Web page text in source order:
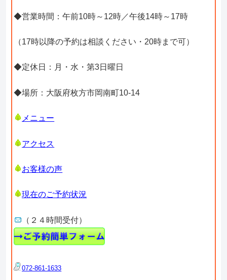
◆営業時間：午前10時～12時／午後14時～17時
（17時以降の予約は相談ください・20時まで可）
◆定休日：月・水・第3日曜日
◆場所：大阪府枚方市岡南町10-14
メニュー
アクセス
お客様の声
現在のご予約状況
（２４時間受付）
072-861-1633